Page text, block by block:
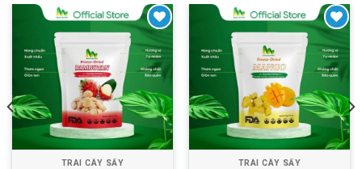
Yêu thích
TRÁI CÂY SẤY
Yêu thích
TRÁI CÂY SẤY